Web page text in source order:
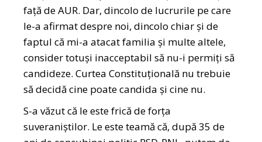
față de AUR. Dar, dincolo de lucrurile pe care
le-a afirmat despre noi, dincolo chiar și de
faptul că mi-a atacat familia și multe altele,
consider totuși inacceptabil să nu-i permiți să
candideze. Curtea Constituțională nu trebuie
să decidă cine poate candida și cine nu.
S-a văzut că le este frică de forța
suveraniștilor. Le este teamă că, după 35 de